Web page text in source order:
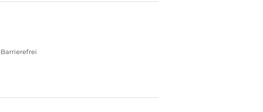
Barrierefrei